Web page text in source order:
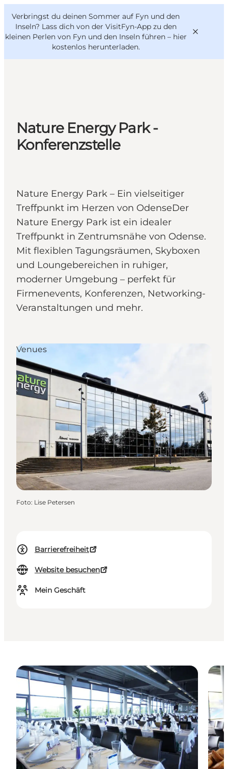
Verbringst du deinen Sommer auf Fyn und den
Inseln? Lass dich von der VisitFyn-App zu den
kleinen Perlen von Fyn und den Inseln führen – hier
kostenlos herunterladen.
Outdoor & bike
Essen & trinken
Übernachtung
VisitFyn
Deutsch
Nature Energy Park -
Konferenzstelle
Nature Energy Park – Ein vielseitiger
Treffpunkt im Herzen von OdenseDer
Nature Energy Park ist ein idealer
Treffpunkt in Zentrumsnähe von Odense.
Mit flexiblen Tagungsräumen, Skyboxen
und Loungebereichen in ruhiger,
moderner Umgebung – perfekt für
Firmenevents, Konferenzen, Networking-
Veranstaltungen und mehr.
Barrierefreiheit
Website besuchen
Mein Geschäft
Venues
Foto: Lise Petersen